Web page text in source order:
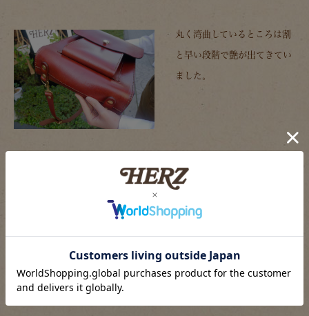
丸く湾曲しているところは割
と早い段階で艶が出てきてい
ました。
いつも収納物が少ない為、マ
チが内側へ入り込むような形